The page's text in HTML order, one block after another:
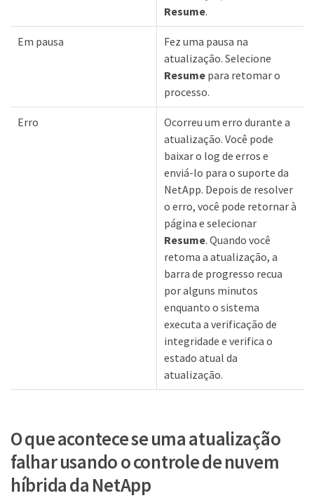
Resume.
Em pausa
Fez uma pausa na
atualização. Selecione
Resumepara retomar o
processo.
Erro
Ocorreu um erro durante a
atualização. Você pode
baixar o log de erros e
enviá-lo para o suporte da
NetApp. Depois de resolver
o erro, você pode retornar à
página e selecionar
Resume. Quando você
retoma a atualização, a
barra de progresso recua
por alguns minutos
enquanto o sistema
executa a verificação de
integridade e verifica o
estado atual da
atualização.
O que acontece se uma atualização
falhar usando o controle de nuvem
híbrida da NetApp